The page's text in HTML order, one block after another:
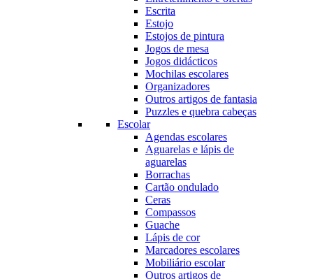
Escrita
Estojo
Estojos de pintura
Jogos de mesa
Jogos didácticos
Mochilas escolares
Organizadores
Outros artigos de fantasia
Puzzles e quebra cabeças
Escolar
Agendas escolares
Aguarelas e lápis de
aguarelas
Borrachas
Cartão ondulado
Ceras
Compassos
Guache
Lápis de cor
Marcadores escolares
Mobiliário escolar
Outros artigos de